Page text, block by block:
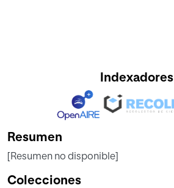
Indexadores
Resumen
[Resumen no disponible]
Colecciones